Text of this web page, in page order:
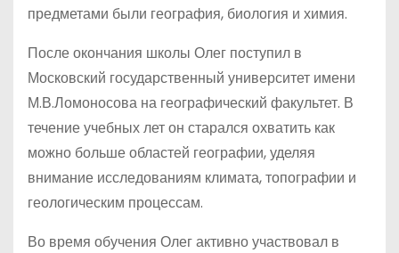
предметами были география, биология и химия.
После окончания школы Олег поступил в
Московский государственный университет имени
М.В.Ломоносова на географический факультет. В
течение учебных лет он старался охватить как
можно больше областей географии, уделяя
внимание исследованиям климата, топографии и
геологическим процессам.
Во время обучения Олег активно участвовал в